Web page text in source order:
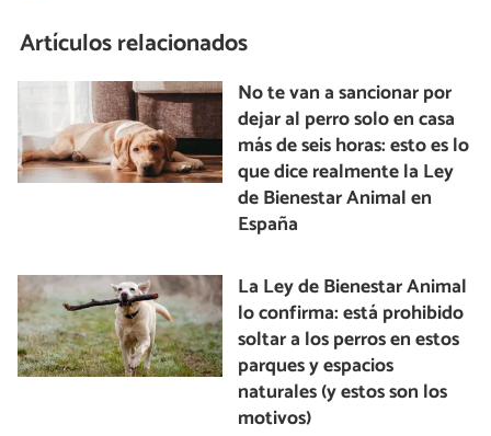
Artículos relacionados
No te van a sancionar por
dejar al perro solo en casa
más de seis horas: esto es lo
que dice realmente la Ley
de Bienestar Animal en
España
La Ley de Bienestar Animal
lo confirma: está prohibido
soltar a los perros en estos
parques y espacios
naturales (y estos son los
motivos)